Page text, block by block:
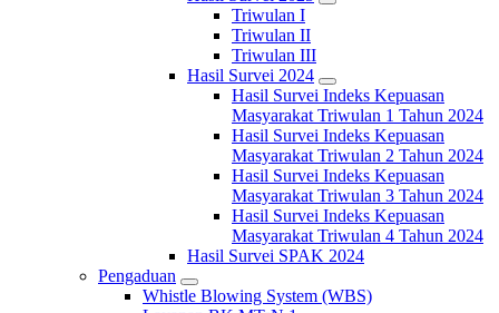
Triwulan I
Triwulan II
Triwulan III
Hasil Survei 2024
Hasil Survei Indeks Kepuasan
Masyarakat Triwulan 1 Tahun 2024
Hasil Survei Indeks Kepuasan
Masyarakat Triwulan 2 Tahun 2024
Hasil Survei Indeks Kepuasan
Masyarakat Triwulan 3 Tahun 2024
Hasil Survei Indeks Kepuasan
Masyarakat Triwulan 4 Tahun 2024
Hasil Survei SPAK 2024
Pengaduan
Whistle Blowing System (WBS)